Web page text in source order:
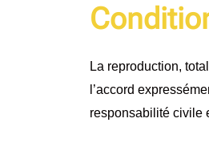
La reproduction,
l’accord
responsabilité civile